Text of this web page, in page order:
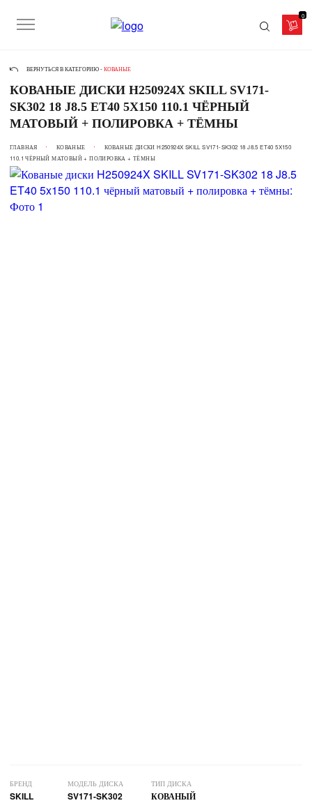
0
ВЕРНУТЬСЯ В КАТЕГОРИЮ - КОВАНЫЕ
КОВАНЫЕ ДИСКИ H250924X SKILL SV171-
SK302 18 J8.5 ET40 5X150 110.1 ЧЁРНЫЙ
МАТОВЫЙ + ПОЛИРОВКА + ТЁМНЫ
ГЛАВНАЯ КОВАНЫЕ
КОВАНЫЕ ДИСКИ H250924X SKILL SV171-SK302 18 J8.5 ET40 5X150
110.1 ЧЁРНЫЙ МАТОВЫЙ + ПОЛИРОВКА + ТЁМНЫ
БРЕНД
SKILL
МОДЕЛЬ ДИСКА
SV171-SK302
ТИП ДИСКА
КОВАНЫЙ